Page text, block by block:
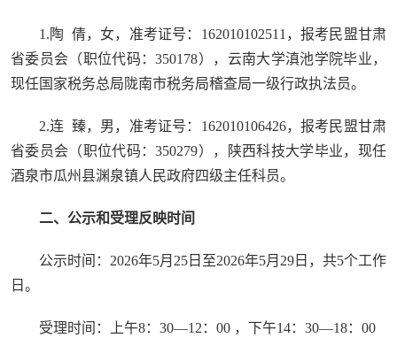
1.陶 倩，女，准考证号：162010102511，报考民盟甘肃
省委员会（职位代码：350178），云南大学滇池学院毕业，
现任国家税务总局陇南市税务局稽查局一级行政执法员。
2.连 臻，男，准考证号：162010106426，报考民盟甘肃
省委员会（职位代码：350279），陕西科技大学毕业，现任
酒泉市瓜州县渊泉镇人民政府四级主任科员。
二、公示和受理反映时间
公示时间：2026年5月25日至2026年5月29日，共5个工作
日。
受理时间：上午8：30—12：00 ，下午14：30—18：00